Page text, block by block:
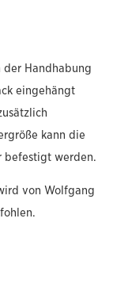
Handhabung
eingehängt
kann die
befestigt werden.
von Wolfgang